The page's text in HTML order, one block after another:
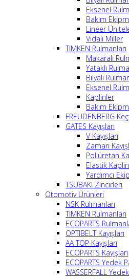
Eksenel
Bakım
Lineer
Vidalı Miller
TIMKEN Rulmanları
Makaralı
Yataklı
Bilyalı
Eksenel
Kaplinler
Bakım
FREUDENBERG
GATES Kayışları
V Kayışları
Zaman
Poliüretan
Elastik
Yardımcı
TSUBAKI Zincirleri
Otomotiv Ürünleri
NSK Rulmanları
TIMKEN Rulmanları
ECOPARTS
OPTIBELT Kayışları
AA TOP Kayışları
ECOPARTS Kayışları
ECOPARTS Yedek
WASSERFALL